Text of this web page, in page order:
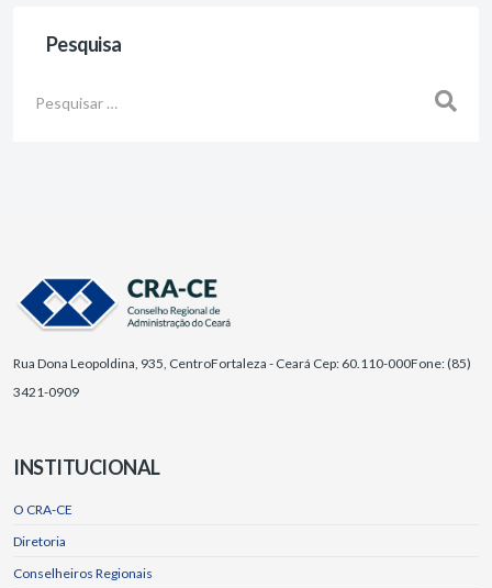
Pesquisa
Rua Dona Leopoldina, 935, CentroFortaleza - Ceará Cep: 60.110-000Fone: (85)
3421-0909
INSTITUCIONAL
O CRA-CE
Diretoria
Conselheiros Regionais